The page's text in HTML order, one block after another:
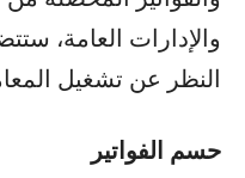
والإدارات العامة،
النظر عن تشغيل
حسم الفواتير